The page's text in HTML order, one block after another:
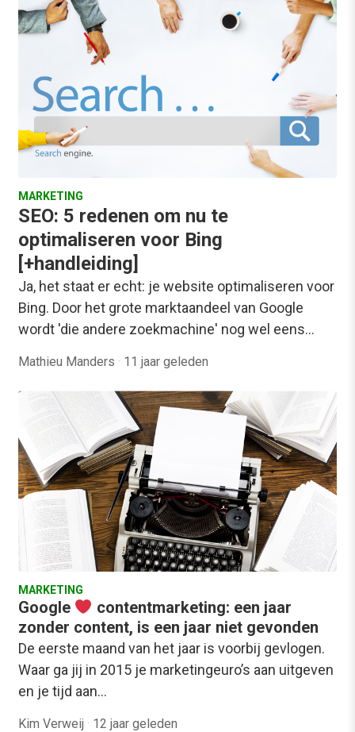
MARKETING
SEO: 5 redenen om nu te
optimaliseren voor Bing
[+handleiding]
Ja, het staat er echt: je website optimaliseren voor
Bing. Door het grote marktaandeel van Google
wordt 'die andere zoekmachine' nog wel eens…
Mathieu Manders · 11 jaar geleden
MARKETING
Google
contentmarketing: een jaar
zonder content, is een jaar niet gevonden
De eerste maand van het jaar is voorbij gevlogen.
Waar ga jij in 2015 je marketingeuro’s aan uitgeven
en je tijd aan…
Kim Verweij · 12 jaar geleden